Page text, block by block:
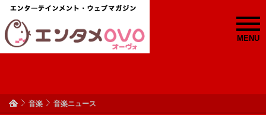
MENU
音楽 音楽ニュース